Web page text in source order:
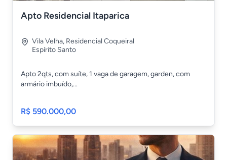
Apto Residencial Itaparica
Vila Velha, Residencial Coqueiral
Espírito Santo
Apto 2qts, com suíte, 1 vaga de garagem, garden, com
armário imbuído,...
R$ 590.000,00